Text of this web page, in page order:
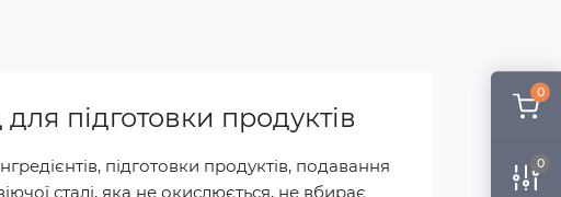
0
0
підготовки продуктів
підготовки продуктів, подавання
сталі, яка не окислюється, не вбирає